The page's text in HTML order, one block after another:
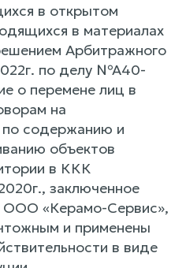
в открытом
в материалах
Арбитражного
по делу №А40-
о перемене лиц в
на
по содержанию и
объектов
в ККК
заключенное
«Керамо-Сервис»,
и применены
в виде